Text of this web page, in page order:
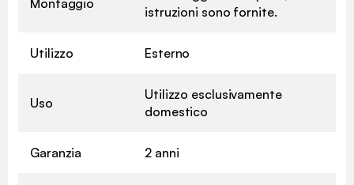
Montaggio
istruzioni sono fornite.
Utilizzo Esterno
Uso
Utilizzo esclusivamente
domestico
Garanzia 2 anni